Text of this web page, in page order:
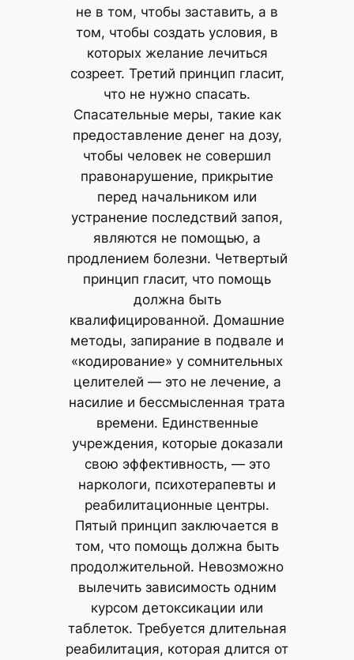
не в том, чтобы заставить, а в
том, чтобы создать условия, в
которых желание лечиться
созреет. Третий принцип гласит,
что не нужно спасать.
Спасательные меры, такие как
предоставление денег на дозу,
чтобы человек не совершил
правонарушение, прикрытие
перед начальником или
устранение последствий запоя,
являются не помощью, а
продлением болезни. Четвертый
принцип гласит, что помощь
должна быть
квалифицированной. Домашние
методы, запирание в подвале и
«кодирование» у сомнительных
целителей — это не лечение, а
насилие и бессмысленная трата
времени. Единственные
учреждения, которые доказали
свою эффективность, — это
наркологи, психотерапевты и
реабилитационные центры.
Пятый принцип заключается в
том, что помощь должна быть
продолжительной. Невозможно
вылечить зависимость одним
курсом детоксикации или
таблеток. Требуется длительная
реабилитация, которая длится от